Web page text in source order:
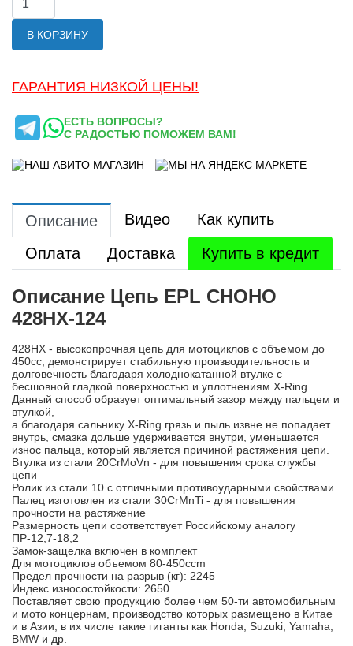
В КОРЗИНУ
ГАРАНТИЯ НИЗКОЙ ЦЕНЫ!
ЕСТЬ ВОПРОСЫ?
С РАДОСТЬЮ ПОМОЖЕМ ВАМ!
Описание Видео
Как купить
Оплата
Доставка Купить в кредит
Описание Цепь EPL CHOHO
428HX-124
428HX - высокопрочная цепь для мотоциклов с объемом до
450сс, демонстрирует стабильную производительность и
долговечность благодаря холоднокатанной втулке с
бесшовной гладкой поверхностью и уплотнениям X-Ring.
Данный способ образует оптимальный зазор между пальцем и
втулкой,
а благодаря сальнику X-Ring грязь и пыль извне не попадает
внутрь, смазка дольше удерживается внутри, уменьшается
износ пальца, который является причиной растяжения цепи.
Втулка из стали 20CrMoVn - для повышения срока службы
цепи
Ролик из стали 10 с отличными противоударными свойствами
Палец изготовлен из стали 30CrMnTi - для повышения
прочности на растяжение
Размерность цепи соответствует Российскому аналогу
ПР-12,7-18,2
Замок-защелка включен в комплект
Для мотоциклов объемом 80-450ccm
Предел прочности на разрыв (кг): 2245
Индекс износостойкости: 2650
Поставляет свою продукцию более чем 50-ти автомобильным
и мото концернам, производство которых размещено в Китае
и в Азии, в их числе такие гиганты как Honda, Suzuki, Yamaha,
BMW и др.